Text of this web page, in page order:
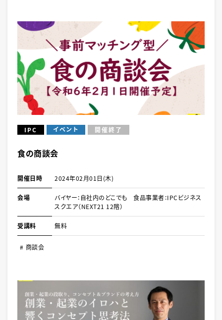
IPC イベント 開催終了
食の商談会
開催日時 2024年02月01日(木)
会場
バイヤー：自社内のどこでも 食品事業者：IPCビジネス
スクエア（NEXT21 12階）
受講料 無料
商談会